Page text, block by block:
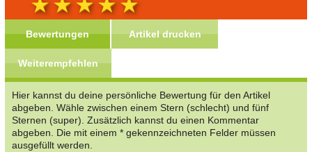
Bewertungen Artikel drucken
Weiterempfehlen
Hier kannst du deine persönliche Bewertung für den Artikel
abgeben. Wähle zwischen einem Stern (schlecht) und fünf
Sternen (super). Zusätzlich kannst du einen Kommentar
abgeben. Die mit einem * gekennzeichneten Felder müssen
ausgefüllt werden.